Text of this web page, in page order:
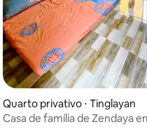
Quarto privativo ⋅ Tinglayan
Casa de família de Zendaya